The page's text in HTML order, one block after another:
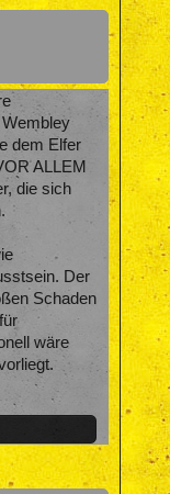
dem Elfer
ALLEM
die sich
Der
Schaden
wäre